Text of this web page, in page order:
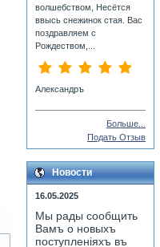
волшебством, Несётся
ввысь снежинок стая. Вас
поздравляем с
Рождеством,...
Александръ
Больше...
Подать Отзыв
Новости
16.05.2025
Мы рады сообщить
Вамъ о новыхъ
поступленiяхъ въ